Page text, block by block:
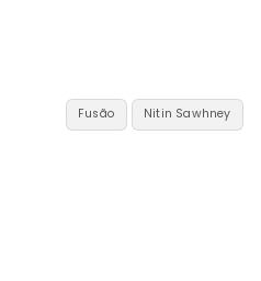
Fusão Nitin Sawhney